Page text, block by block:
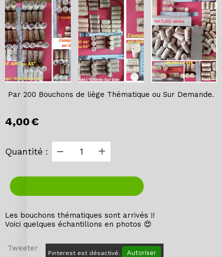
Par 200 Bouchons de liège Thématique ou Sur Demande.
4,00€
Quantité :
Les bouchons thématiques sont arrivés !!
Voici quelques échantillons en photos 😍
Tweeter
Pinterest est désactivé. Autoriser